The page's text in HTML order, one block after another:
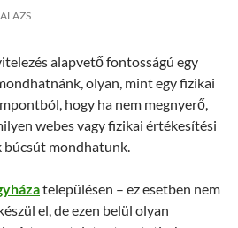
alapvető fontosságú egy
olyan, mint egy fizikai
hogy ha nem megnyerő,
webes vagy fizikai értékesítési
búcsút mondhatunk.
településen – ez esetben nem
el, de ezen belül olyan